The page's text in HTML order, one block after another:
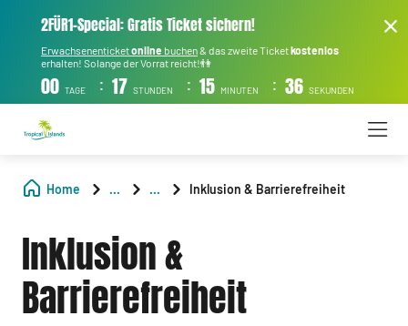
2FÜR1-Special: Gratis Ticket sichern!
Erwachsenenticketonline buchen& das zweite Ticketkostenlos
erhalten! Solange der Vorrat reicht!👫
00 TAGE : 17 STUNDEN : 15 MINUTEN : 36 SEKUNDEN
Home ... ... Inklusion & Barrierefreiheit
Inklusion &
Barrierefreiheit